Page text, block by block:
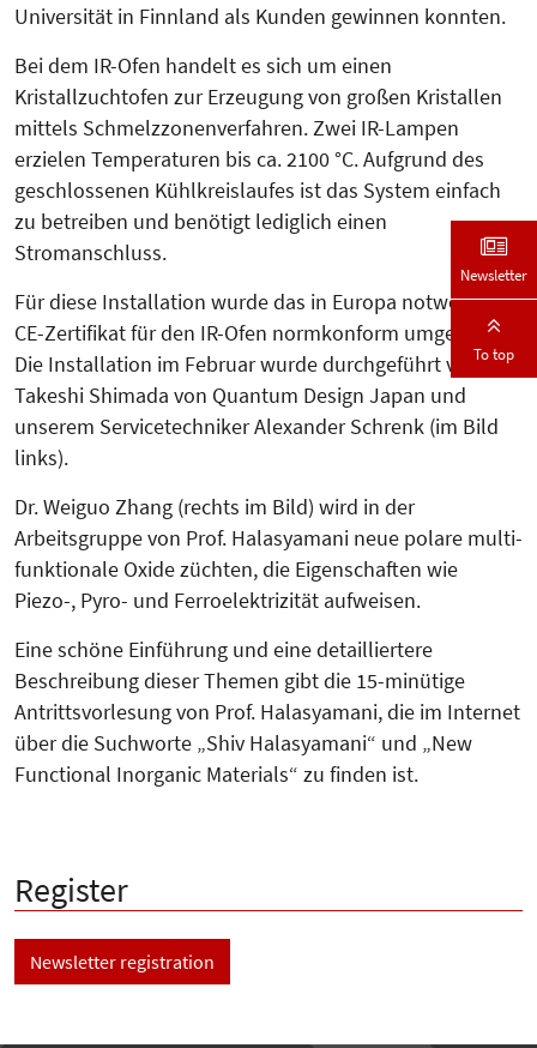
Uni­versität in Finnland als Kunden gewinnen konnten.
Bei dem IR-Ofen handelt es sich um einen
Kristallzuchtofen zur Erzeu­gung von großen Kristallen
mittels Schmelzzonenverfahren. Zwei IR-Lampen
erzielen Temperaturen bis ca. 2100 °C. Aufgrund des
geschlossenen Kühl­kreislaufes ist das System einfach
zu betreiben und benötigt lediglich einen
Stromanschluss.
Für diese Installation wurde das in Europa not­wendige
CE-Zertifikat für den IR-Ofen normkonform umgesetzt.
Die In­stallation im Februar wurde durchgeführt von
Takeshi Shimada von Quan­tum Design Japan und
unserem Ser­vicetechniker Alexander Schrenk (im Bild
links).
Dr. Weiguo Zhang (rechts im Bild) wird in der
Arbeitsgruppe von Prof. Halasyamani neue polare multi-
funktionale Oxide züchten, die Eigenschaften wie
Piezo-, Pyro- und Ferroelektrizität aufweisen.
Eine schöne Einführung und eine detailliertere
Beschreibung dieser Themen gibt die 15-minütige
Antrittsvorlesung von Prof. Halasya­mani, die im Inter­net
über die Suchworte „Shiv Hala­syamani“ und „New
Functional Inor­ganic Materials“ zu finden ist.
Register
Newsletter registration
Newsletter
To top